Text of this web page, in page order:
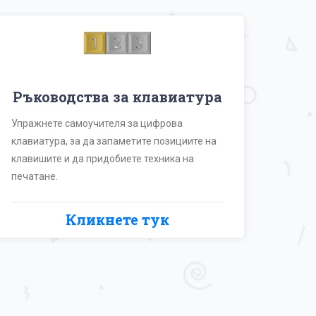
Ръководства за клавиатура
Упражнете самоучителя за цифрова
клавиатура, за да запаметите позициите на
клавишите и да придобиете техника на
печатане.
Кликнете тук